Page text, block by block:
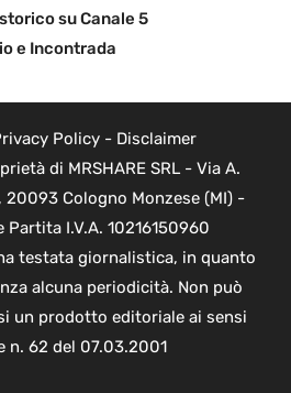
su Canale 5
e Incontrada
Policy- Disclaimer
di MRSHARE SRL - Via A.
20093 Cologno Monzese (MI) -
Partita I.V.A. 10216150960
testata giornalistica, in quanto
alcuna periodicità. Non può
un prodotto editoriale ai sensi
n. 62 del 07.03.2001